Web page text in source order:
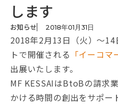
します
お知らせ 2018年01 月31日
2018年2月13日（火）〜
トで開催される 「イーコ
出展いたします。
MF KESSAIはBtoBの請求
かける時間の創出をサポー